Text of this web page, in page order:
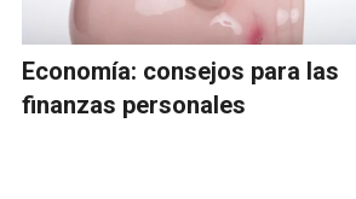
Economía: consejos para las
finanzas personales